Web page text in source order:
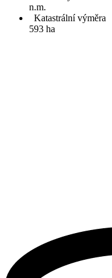
n.m.
Katastrální výměra
593 ha